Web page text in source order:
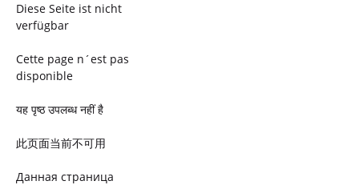
Diese Seite ist nicht
verfügbar
Cette page n´est pas
disponible
यह पृष्ठ उपलब्ध नहीं है
此页面当前不可用
Данная страница